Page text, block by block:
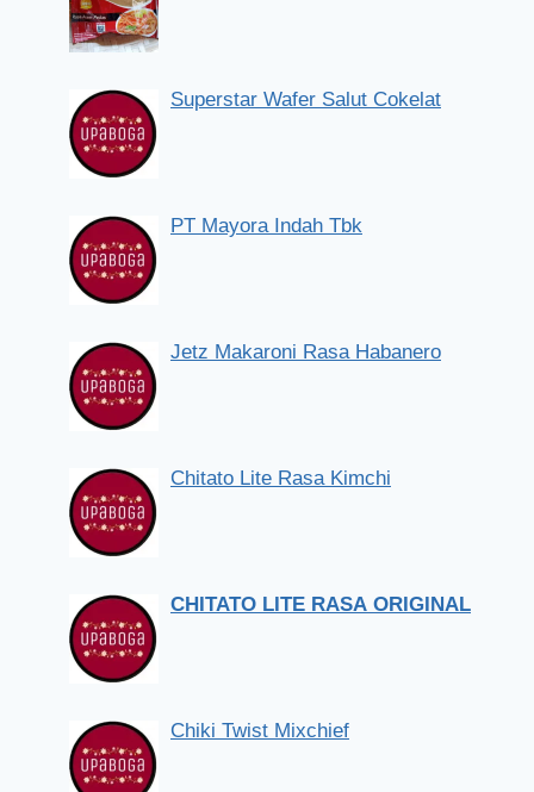
Superstar Wafer Salut Cokelat
PT Mayora Indah Tbk
Jetz Makaroni Rasa Habanero
Chitato Lite Rasa Kimchi
CHITATO LITE RASA ORIGINAL
Chiki Twist Mixchief